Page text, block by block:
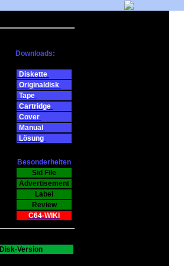
Downloads:
Diskette
Originaldisk
Tape
Cartridge
Cover
Manual
Lösung
Besonderheiten
Sid File
Advertisement
Label
Review
C64-WIKI
Disk-Version